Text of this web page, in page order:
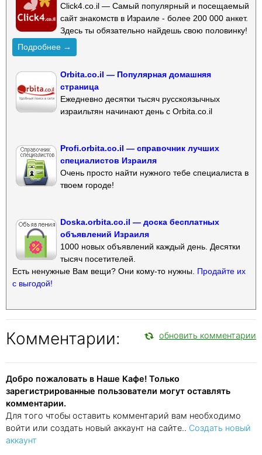
Click4.co.il — Самый популярный и посещаемый
сайт знакомств в Израиле - более 200 000 анкет.
Здесь ты обязательно найдешь свою половинку!
Подробнее →
Orbita.co.il — Популярная домашняя
страница
Ежедневно десятки тысяч русскоязычных
израильтян начинают день с Orbita.co.il
Profi.orbita.co.il — справочник лучших
специалистов Израиля
Очень просто найти нужного тебе специалиста в
твоем городе!
Doska.orbita.co.il — доска бесплатных
объявлений Израиля
1000 новых объявлений каждый день. Десятки
тысяч посетителей.
Есть ненужные Вам вещи? Они кому-то нужны. Продайте их
с выгодой!
Комментарии: обновить комментарии
Добро пожаловать в Наше Кафе! Только
зарегистрированные пользователи могут оставлять
комментарии.
Для того чтобы оставить комментарий вам необходимо
войти или создать новый аккаунт на сайте.. Создать новый
аккаунт